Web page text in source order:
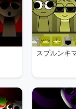
スプルンキ